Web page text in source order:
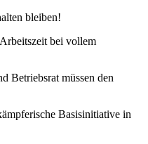
bleiben!
bei vollem
Betriebsrat müssen den
Basisinitiative in